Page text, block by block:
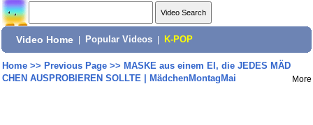
Video Home Popular Videos K-POP
Home>> Previous Page>> MASKE aus einem EI, die JEDES MÄD
CHEN AUSPROBIEREN SOLLTE | MädchenMontagMai
More